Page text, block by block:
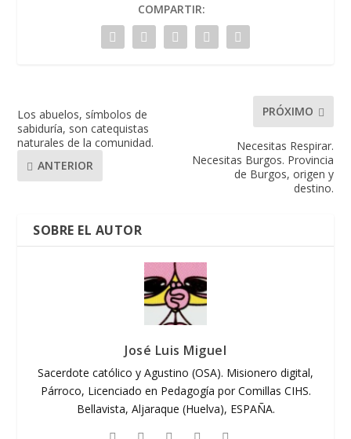
COMPARTIR:
Los abuelos, símbolos de
sabiduría, son catequistas
naturales de la comunidad.
ANTERIOR
PRÓXIMO
Necesitas Respirar.
Necesitas Burgos. Provincia
de Burgos, origen y
destino.
SOBRE EL AUTOR
José Luis Miguel
Sacerdote católico y Agustino (OSA). Misionero digital,
Párroco, Licenciado en Pedagogía por Comillas CIHS.
Bellavista, Aljaraque (Huelva), ESPAÑA.